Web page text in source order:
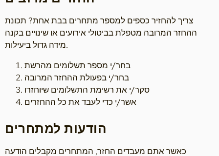
צריך להחזיר כספים למספר מתחרים בבת אחת? תכונת
ההחזר המרובה מטפלת בביטולי אירועים או שינויים בקנה
מידה גדול ביעילות.
בחר/י מספר תשלומים מהרשת
בחר/י בפעולת ההחזר המרובה
סקר/י את רשימת התשלומים שיוחזרו
אשר/י כדי לעבד את כל ההחזרים
הודעות למתחרים
כאשר אתם מעבדים החזר, המתחרים מקבלים הודעה